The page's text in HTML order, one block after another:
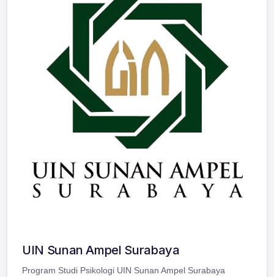
UIN Sunan Ampel Surabaya
Program Studi Psikologi UIN Sunan Ampel Surabaya